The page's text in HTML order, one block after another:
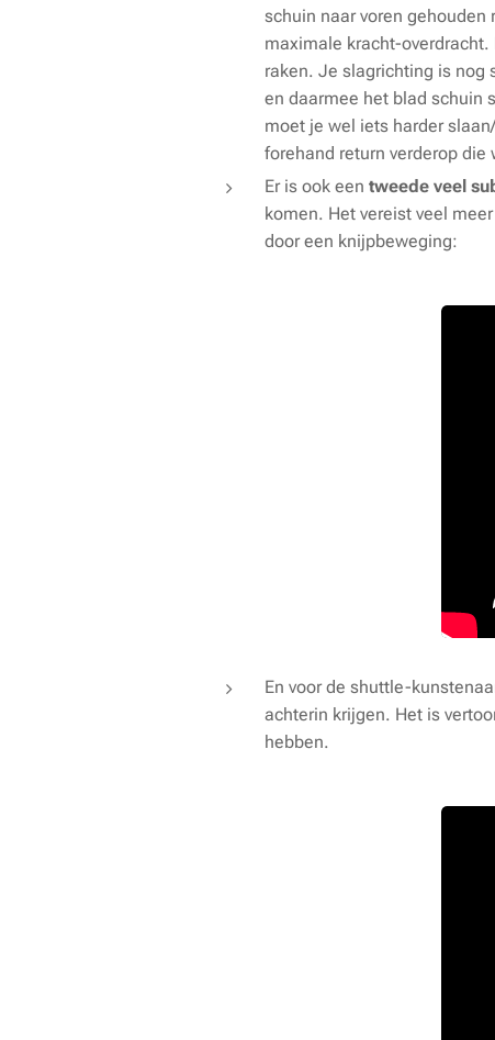
schuin naar voren
maximale kracht-
raken. Je slagrichting is nog
en daarmee het blad schuin
moet je wel iets harder
forehand return verderop die
Er is ook een tweede veel
komen. Het vereist veel
door een knijpbeweging:
En voor de shuttle-
achterin krijgen. Het is
hebben.